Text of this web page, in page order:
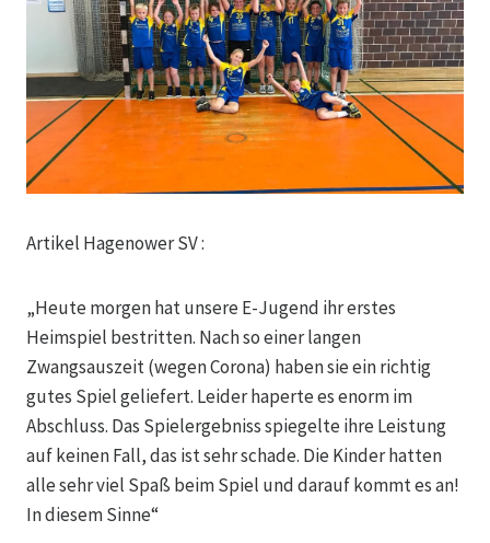
Artikel Hagenower SV :
„Heute morgen hat unsere E-Jugend ihr erstes
Heimspiel bestritten. Nach so einer langen
Zwangsauszeit (wegen Corona) haben sie ein richtig
gutes Spiel geliefert. Leider haperte es enorm im
Abschluss. Das Spielergebniss spiegelte ihre Leistung
auf keinen Fall, das ist sehr schade. Die Kinder hatten
alle sehr viel Spaß beim Spiel und darauf kommt es an!
In diesem Sinne“